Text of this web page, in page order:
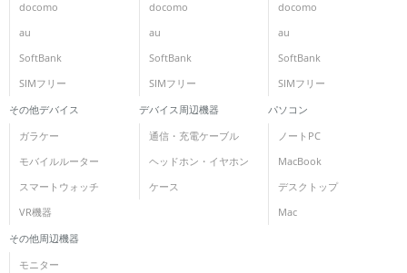
docomo
au
SoftBank
SIMフリー
docomo
au
SoftBank
SIMフリー
docomo
au
SoftBank
SIMフリー
その他デバイス
ガラケー
モバイルルーター
スマートウォッチ
VR機器
デバイス周辺機器
通信・充電ケーブル
ヘッドホン・イヤホン
ケース
パソコン
ノートPC
MacBook
デスクトップ
Mac
その他周辺機器
モニター